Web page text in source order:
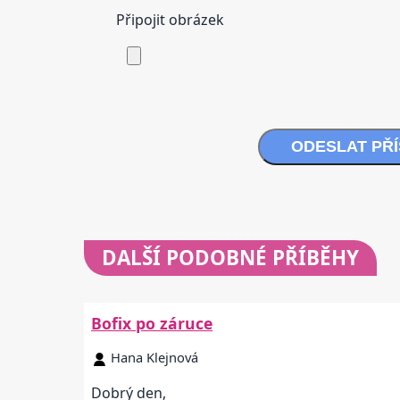
Připojit obrázek
ODESLAT
DALŠÍ PODOBNÉ PŘÍBĚHY
Bofix po záruce
Hana Klejnová
Dobrý den,